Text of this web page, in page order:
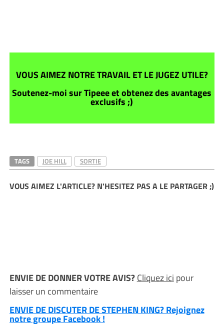
VOUS AIMEZ NOTRE TRAVAIL ET LE JUGEZ UTILE?
Soutenez-moi sur Tipeee et obtenez des avantages
exclusifs ;)
TAGS JOE HILL SORTIE
VOUS AIMEZ L'ARTICLE? N'HESITEZ PAS A LE PARTAGER ;)
ENVIE DE DONNER VOTRE AVIS?Cliquez ici pour
laisser un commentaire
ENVIE DE DISCUTER DE STEPHEN KING? Rejoignez
notre groupe Facebook !